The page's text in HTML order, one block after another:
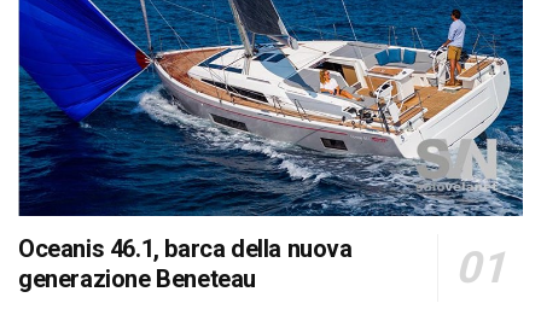
Oceanis 46.1, barca della nuova
generazione Beneteau